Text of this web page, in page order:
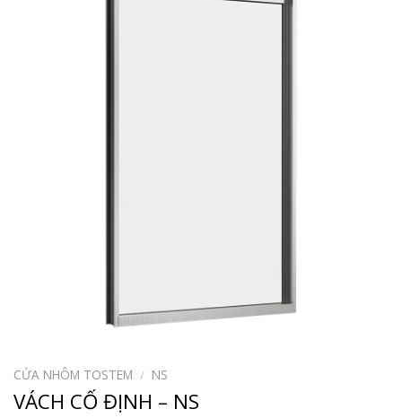
CỬA NHÔM TOSTEM / NS
VÁCH CỐ ĐỊNH – NS